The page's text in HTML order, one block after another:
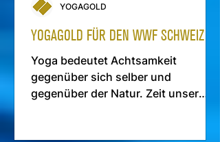
YOGAGOLD FÜR DEN WWF SCHWEIZ
Yoga bedeutet Achtsamkeit
gegenüber sich selber und
gegenüber der Natur. Zeit unser
YOGAGOLD